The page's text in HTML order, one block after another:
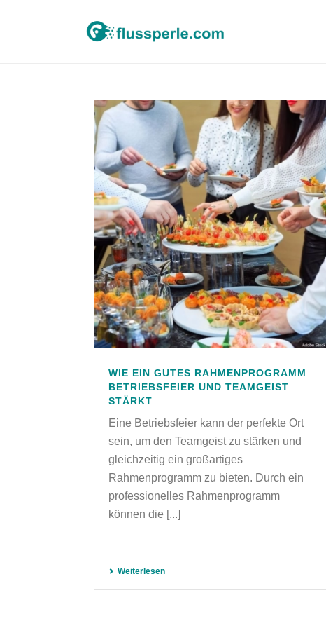
WIE EIN GUTES RAHMENPROGRAMM
BETRIEBSFEIER UND TEAMGEIST
STÄRKT
Eine Betriebsfeier kann der perfekte Ort
sein, um den Teamgeist zu stärken und
gleichzeitig ein großartiges
Rahmenprogramm zu bieten. Durch ein
professionelles Rahmenprogramm
können die [...]
Weiterlesen